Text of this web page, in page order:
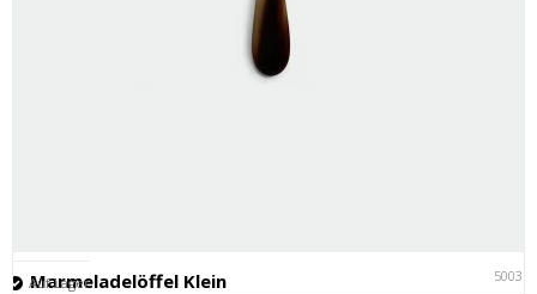
Marmeladelöffel Klein 50031
Auf Lager